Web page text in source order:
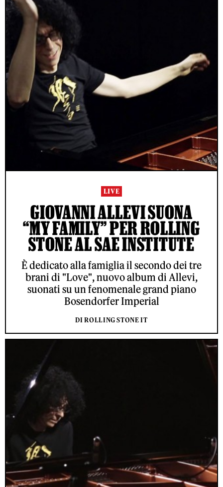
LIVE
GIOVANNI ALLEVI SUONA
“MY FAMILY” PER ROLLING
STONE AL SAE INSTITUTE
È dedicato alla famiglia il secondo dei tre
brani di "Love", nuovo album di Allevi,
suonati su un fenomenale grand piano
Bosendorfer Imperial
DI ROLLING STONE IT